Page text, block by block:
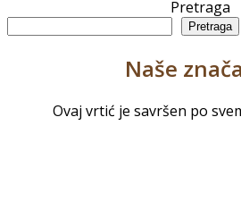
Pretraga
Pretraga
Naše